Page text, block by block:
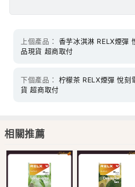
上個產品：
香芋冰淇淋 RELX煙彈
品現貨 超商取付
下個產品：
柠檬茶 RELX煙彈 悅刻
貨 超商取付
相關推薦